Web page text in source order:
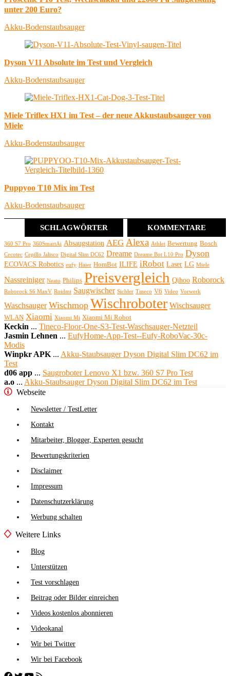
unter 200 Euro?
Akku-Bodenstaubsauger
Dyson V11 Absolute im Test und Vergleich
Akku-Bodenstaubsauger
Miele Triflex HX1 im Test – der neue Akkustaubsauger von
Miele
Akku-Bodenstaubsauger
Puppyoo T10 Mix im Test
Akku-Bodenstaubsauger
SCHLAGWÖRTER KOMMENTARE
360 S7 Pro 360SmartAi Absaugstation AEG Alexa Athlet Bewertung Bosch
Cecotec Cepillo Jalisco Digital Slim DC62 Dreame Dreame Bot L10 Pro Dyson
ECOVACS Robotics eufy Haier HomBot ILIFE iRobot Laser LG Miele
Nassreiniger Neato Philips Preisvergleich Qihoo Roborock
Roborock S6 MaxV Roidmi Saugwischer Sichler Tineco V6 Video Vorwerk
Waschsauger Wischmop Wischroboter Wischsauger
WLAN Xiaomi Xiaomi Mi Xiaomi Mi Robot
Keckin ... Tineco-Floor-One-S3-Test-Waschsauger-Netzteil
Jasmin Lehnen ... EufyHome-App-Test--Eufy-RoboVac-30c-
Modis
Winpkr APK ... Akku-Staubsauger Dyson Digital Slim DC62 im
Test
d06 app ... Saugroboter Lenovo X1 bzw. 360 S7 Pro Test
a.o ... Akku-Staubsauger Dyson Digital Slim DC62 im Test
Webseite
Newsletter / TestLetter
Kontakt
Mitarbeiter, Blogger, Experten gesucht
Bewertungskriterien
Disclaimer
Impressum
Datenschutzerklärung
Werbung schalten
Weitere Links
Blog
Unterstützen
Test vorschlagen
Beitrag oder Bilder einreichen
Videos kostenlos abonnieren
Videokanal
Wir bei Twitter
Wir bei Facebook